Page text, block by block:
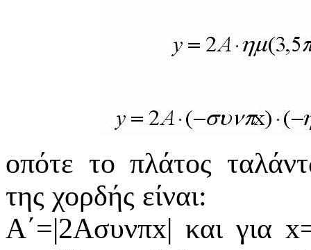
οπότε το πλάτος
της χορδής είναι:
Α΄=|2Ασυνπx| και για